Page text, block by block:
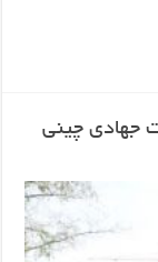
جهادی چینی